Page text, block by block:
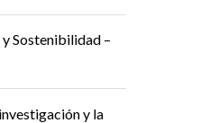
Sostenibilidad –
y la